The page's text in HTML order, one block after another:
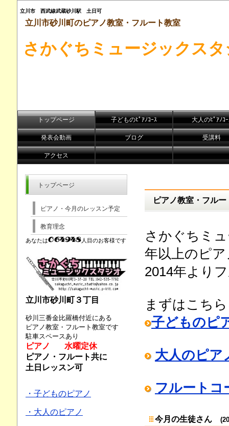
立川市 西武線武蔵砂川駅 土日可
立川市砂川町のピアノ教室・フルート教室
さかぐちミュージックス
トップページ 子どものﾋﾟｱﾉｺｰｽ 大人のﾋﾟｱﾉｺ
発表会動画 ブログ 受講料
アクセス
ピアノ教室・フル
さかぐちミ
年以上のピ
2014年より
まずはこち
子どものピ
大人のピア
フルートコ
今月の生徒さん
トップページ
ピアノ・今月のレッスン予定
教育理念
あなたは 人目のお客様です
立川市砂川町３丁目
砂川三番金比羅橋付近にある
ピアノ教室・フルート教室です
駐車スペースあり
ピアノ 水曜定休
ピアノ・フルート共に
土日レッスン可
・子どものピアノ
・大人のピアノ